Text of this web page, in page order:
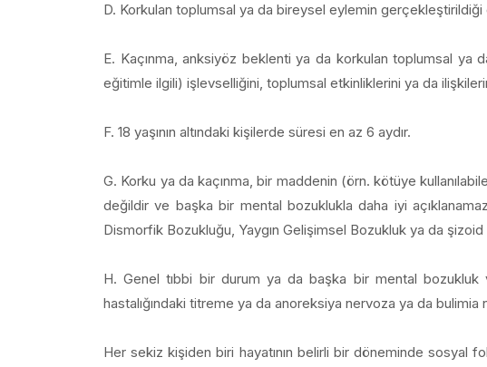
D. Korkulan toplumsal ya da bireysel eylemin gerçekleştirildiği
E. Kaçınma, anksiyöz beklenti ya da korkulan toplumsal ya
eğitimle ilgili) işlevselliğini, toplumsal etkinliklerini ya da
F. 18 yaşının altındaki kişilerde süresi en az 6 aydır.
G. Korku ya da kaçınma, bir maddenin (örn. kötüye
değildir ve başka bir mental bozuklukla daha iyi
Dismorfik Bozukluğu, Yaygın Gelişimsel Bozukluk ya da
H. Genel tıbbi bir durum ya da başka bir mental
hastalığındaki titreme ya da anoreksiya nervoza ya da
Her sekiz kişiden biri hayatının belirli bir döneminde sosyal